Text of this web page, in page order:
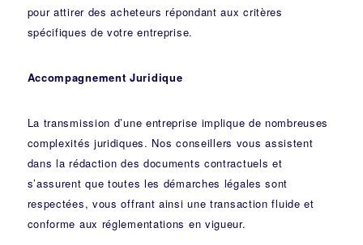
pour attirer des acheteurs répondant aux critères
spécifiques de votre entreprise.
Accompagnement Juridique
La transmission d’une entreprise implique de nombreuses
complexités juridiques. Nosconseillers vous assistent
dans la rédaction des documents contractuels et
s’assurent que toutes les démarches légales sont
respectées, vous offrant ainsi une transaction fluide et
conforme aux réglementations en vigueur.